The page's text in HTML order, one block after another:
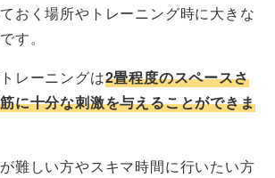
おく場所やトレーニング時に大きな
す。
レーニングは2畳程度のスペースさ
に十分な刺激を与えることができま
難しい方やスキマ時間に行いたい方